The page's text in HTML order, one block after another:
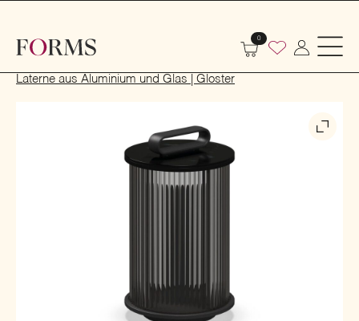
0
Laterne aus Aluminium und Glas | Gloster